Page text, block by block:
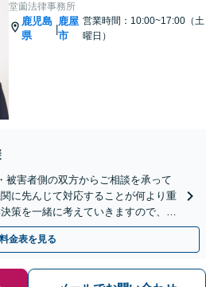
堂薗法律事務所
鹿児島
県
|
鹿屋
市
営業時間：10:00~17:00（土
曜日）
被害者側の双方からご相談を承って
に先んじて対応することが何より重
策を一緒に考えていきますので、ま
間対応】
料金表を見る